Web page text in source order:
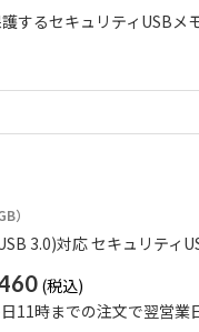
するセキュリティUSB
）
3.0)対応 セキュリティ
11時までの注文で翌営業